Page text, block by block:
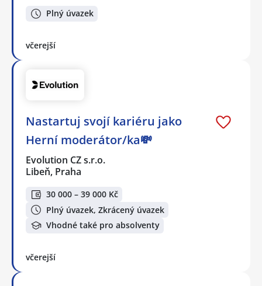
Plný úvazek
včerejší
Nastartuj svojí kariéru jako
Herní moderátor/ka💸
Evolution CZ s.r.o.
Libeň, Praha
30 000 – 39 000 Kč
Plný úvazek, Zkrácený úvazek
Vhodné také pro absolventy
včerejší